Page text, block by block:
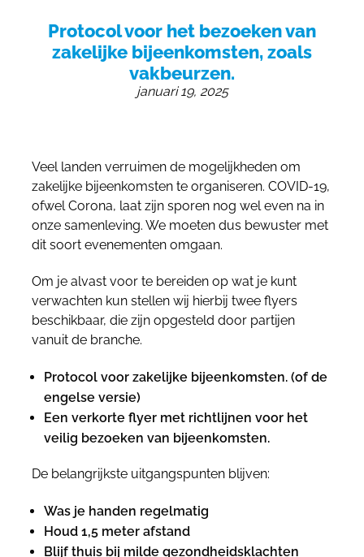
info@beursstand.nl
Protocol voor het bezoeken van
zakelijke bijeenkomsten, zoals
vakbeurzen.
januari 19, 2025
Veel landen verruimen de mogelijkheden om
zakelijke bijeenkomsten te organiseren. COVID-19,
ofwel Corona, laat zijn sporen nog wel even na in
onze samenleving. We moeten dus bewuster met
dit soort evenementen omgaan.
Om je alvast voor te bereiden op wat je kunt
verwachten kun stellen wij hierbij twee flyers
beschikbaar, die zijn opgesteld door partijen
vanuit de branche.
Protocol voor zakelijke bijeenkomsten. (of de
engelse versie)
Een verkorte flyer met richtlijnen voor het
veilig bezoeken van bijeenkomsten.
De belangrijkste uitgangspunten blijven:
Was je handen regelmatig
Houd 1,5 meter afstand
Blijf thuis bij milde gezondheidsklachten